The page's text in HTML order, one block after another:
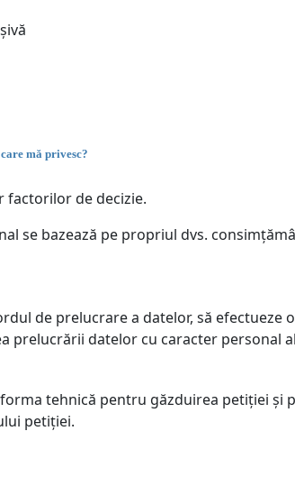
mă privesc?
factorilor de decizie.
se bazează pe propriul dvs.
de prelucrare a datelor, să efectueze
prelucrării datelor cu caracter personal
tehnică pentru găzduirea petiției și
petiției.